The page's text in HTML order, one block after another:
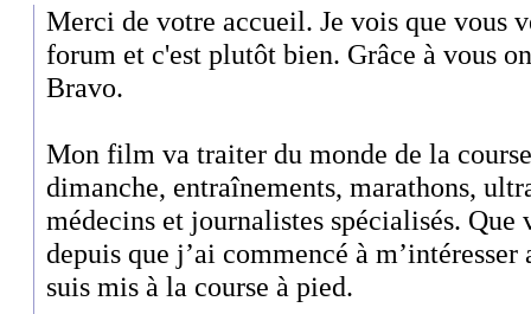
Merci de votre accueil. Je vois que vous
forum et c'est plutôt bien. Grâce à vous
Bravo.
Mon film va traiter du monde de la
dimanche, entraînements, marathons,
médecins et journalistes spécialisés. Que
depuis que j’ai commencé à
suis mis à la course à pied.